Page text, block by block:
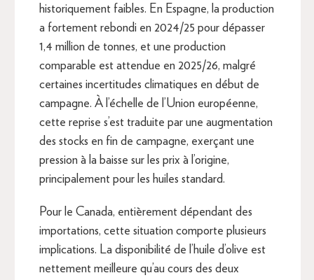
historiquement faibles. En Espagne, la production
a fortement rebondi en 2024/25 pour dépasser
1,4 million de tonnes, et une production
comparable est attendue en 2025/26, malgré
certaines incertitudes climatiques en début de
campagne. À l’échelle de l’Union européenne,
cette reprise s’est traduite par une augmentation
des stocks en fin de campagne, exerçant une
pression à la baisse sur les prix à l’origine,
principalement pour les huiles standard.
Pour le Canada, entièrement dépendant des
importations, cette situation comporte plusieurs
implications. La disponibilité de l’huile d’olive est
nettement meilleure qu’au cours des deux